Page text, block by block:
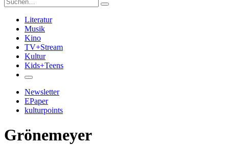
Literatur
Musik
Kino
TV+Stream
Kultur
Kids+Teens
Newsletter
EPaper
kulturpoints
Grönemeyer